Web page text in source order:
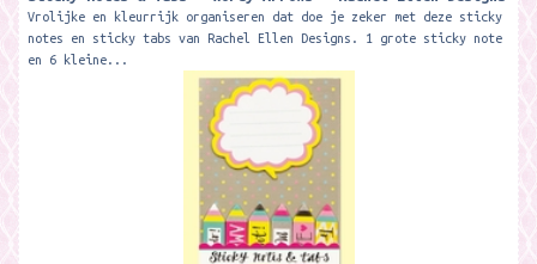
Vrolijke en kleurrijk organiseren dat doe je zeker met deze sticky
notes en sticky tabs van Rachel Ellen Designs. 1 grote sticky note
en 6 kleine...